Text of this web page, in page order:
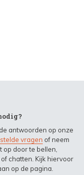
antwoorden op onze
vragen of neem
op door te bellen,
chatten. Kijk hiervoor
op de pagina.